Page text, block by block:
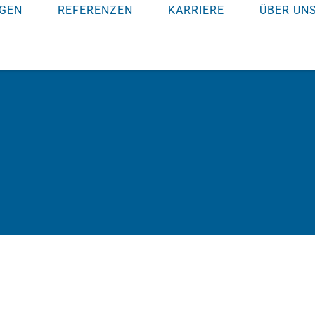
REFERENZEN KARRIERE ÜBER